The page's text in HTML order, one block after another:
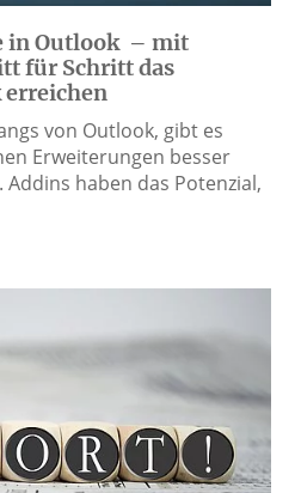
in Outlook – mit
für Schritt das
von Outlook, gibt es
Erweiterungen besser
haben das Potenzial,